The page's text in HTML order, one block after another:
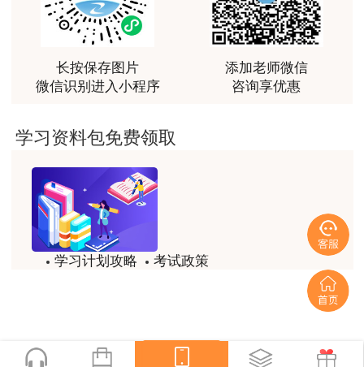
最棒的预习课
用户m2****66
越听越觉得好
用户m2****66
非常非常非常非常棒！！!！
用户m2****66
非常非常非常非常棒！！!！
土建计量这门课我听了门金瑞和孙琦两位老师的课
试，非常感谢两位老师的课程。
长按保存图片
微信识别进入小程序
添加老师微信
咨询享优惠
学习资料包免费领取
学习计划攻略
考试政策